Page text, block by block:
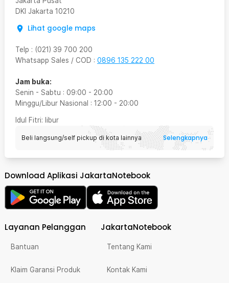
DKI Jakarta 10210
Lihat google maps
Telp : (021) 39 700 200
Whatsapp Sales / COD : 0896 135 222 00
Jam buka:
Senin - Sabtu : 09:00 - 20:00
Minggu/Libur Nasional : 12:00 - 20:00
Idul Fitri: libur
Beli langsung/self pickup di kota lainnya Selengkapnya
Download Aplikasi JakartaNotebook
Layanan Pelanggan
Bantuan
Klaim Garansi Produk
JakartaNotebook
Tentang Kami
Kontak Kami